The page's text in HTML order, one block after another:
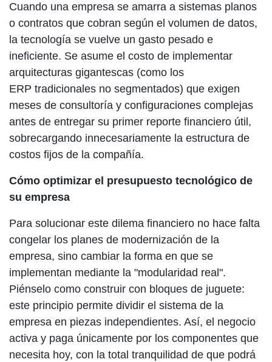
Cuando una empresa se amarra a sistemas planos
o contratos que cobran según el volumen de datos,
la tecnología se vuelve un gasto pesado e
ineficiente. Se asume el costo de implementar
arquitecturas gigantescas (como los
ERP tradicionales no segmentados) que exigen
meses de consultoría y configuraciones complejas
antes de entregar su primer reporte financiero útil,
sobrecargando innecesariamente la estructura de
costos fijos de la compañía.
Cómo optimizar el presupuesto tecnológico de
su empresa
Para solucionar este dilema financiero no hace falta
congelar los planes de modernización de la
empresa, sino cambiar la forma en que se
implementan mediante la "modularidad real".
Piénselo como construir con bloques de juguete:
este principio permite dividir el sistema de la
empresa en piezas independientes. Así, el negocio
activa y paga únicamente por los componentes que
necesita hoy, con la total tranquilidad de que podrá